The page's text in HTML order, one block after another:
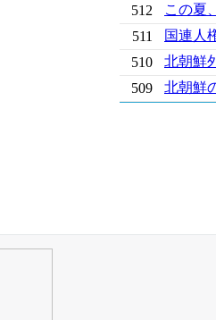
512
この夏
511
国連人
510
北朝鮮
509
北朝鮮